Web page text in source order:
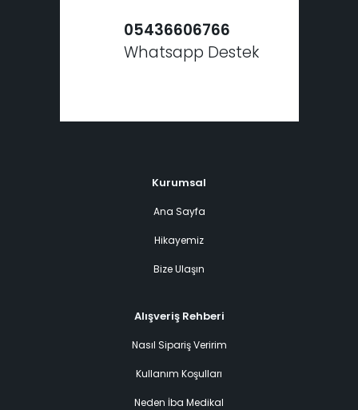
05436606766
Whatsapp Destek
Kurumsal
Ana Sayfa
Hikayemiz
Bize Ulaşın
Alışveriş Rehberi
Nasıl Sipariş Veririm
Kullanım Koşulları
Neden İba Medikal